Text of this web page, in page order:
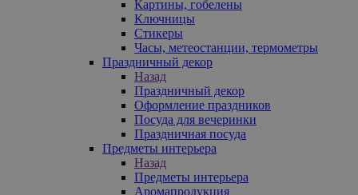
Картины, гобелены
Ключницы
Стикеры
Часы, метеостанции, термометры
Праздничный декор
Назад
Праздничный декор
Оформление праздников
Посуда для вечеринки
Праздничная посуда
Предметы интерьера
Назад
Предметы интерьера
Аромапродукция